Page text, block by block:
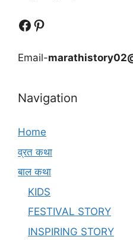
Follow UsFollow us
Email-
Navigation
Home
व्रत कथा
बाल कथा
KIDS
FESTIVAL STORY
INSPIRING STORY